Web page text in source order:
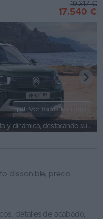
19.317 €
17.540 €
Ver todas las fotos
Citroën C3 Aircross en pose robusta y dinámica, destacando su diseño frontal.
disponible, precio
detalles de acabado,